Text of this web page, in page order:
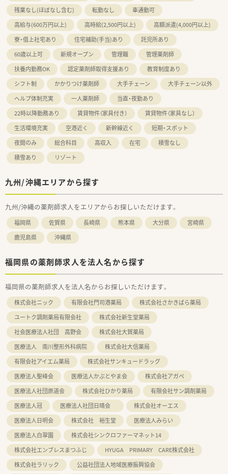
残業なし(ほぼなし含む)
転勤なし
車通勤可
高給与(600万円以上)
高時給(2,500円以上)
高額派遣(4,000円以上)
寮・借上社宅あり
住宅補助(手当)あり
託児所あり
60歳以上可
新規オープン 管理職
管理薬剤師
扶養内勤務OK
認定薬剤師取得支援あり
教育制度あり
シフト制
かかりつけ薬剤師 大手チェーン
大手チェーン以外
ヘルプ体制充実
一人薬剤師
当直・夜勤あり
22時以降勤務あり
賃貸物件（家具付き）
賃貸物件（家具なし）
生活環境充実
空港近く 新幹線近く
短期・スポット
夜間のみ
総合科目 高収入 在宅
積雪なし
積雪あり
リゾート
九州/沖縄エリアから探す
九州/沖縄の薬剤師求人をエリアからお探しいただけます。
福岡県 佐賀県 長崎県 熊本県 大分県
宮崎県
鹿児島県
沖縄県
福岡県の薬剤師求人を法人名から探す
福岡県の薬剤師求人を法人名からお探しいただけます。
株式会社ニック 有限会社門司港薬局
株式会社さかきばら薬局
ユートク調剤薬局有限会社
株式会社新生堂薬局
社会医療法人社団 高野会
株式会社大賀薬局
医療法人 南川整形外科病院
株式会社大信薬局
有限会社アイエム薬局
株式会社サンキュードラッグ
医療法人聖峰会
医療法人かぶとやま会
株式会社アガペ
医療法人社団原道会
株式会社ひかり薬局
有限会社サン調剤薬局
医療法人冠
医療法人社団日晴会
株式会社オーエス
医療法人日明会
株式会社 裕生堂
医療法人みらい
医療法人白翠園
株式会社シンクロファーマネット14
株式会社エンブレスまつふじ
HYUGA PRIMARY CARE株式会社
株式会社ラリック
公益社団法人地域医療振興協会